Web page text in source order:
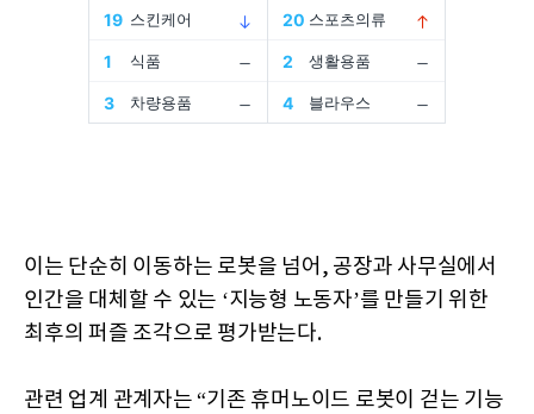
이는 단순히 이동하는 로봇을 넘어, 공장과 사무실에서
인간을 대체할 수 있는 ‘지능형 노동자’를 만들기 위한
최후의 퍼즐 조각으로 평가받는다.
관련 업계 관계자는 “기존 휴머노이드 로봇이 걷는 기능